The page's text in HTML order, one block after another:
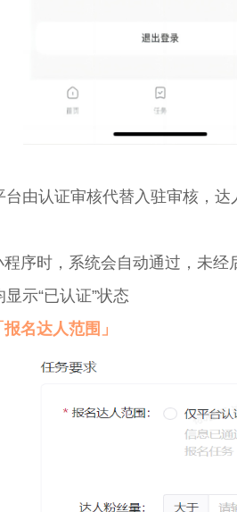
由认证审核代替入驻审核，
序时，系统会自动通过，未经
示“已认证”状态
名达人范围」